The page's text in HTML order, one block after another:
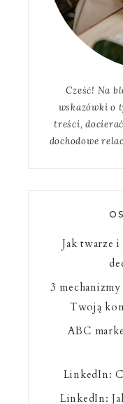
Cześć! Na
wskazówki o
treści,
dochodowe
Jak twarze i
3
Twoją
ABC
LinkedIn:
LinkedIn: